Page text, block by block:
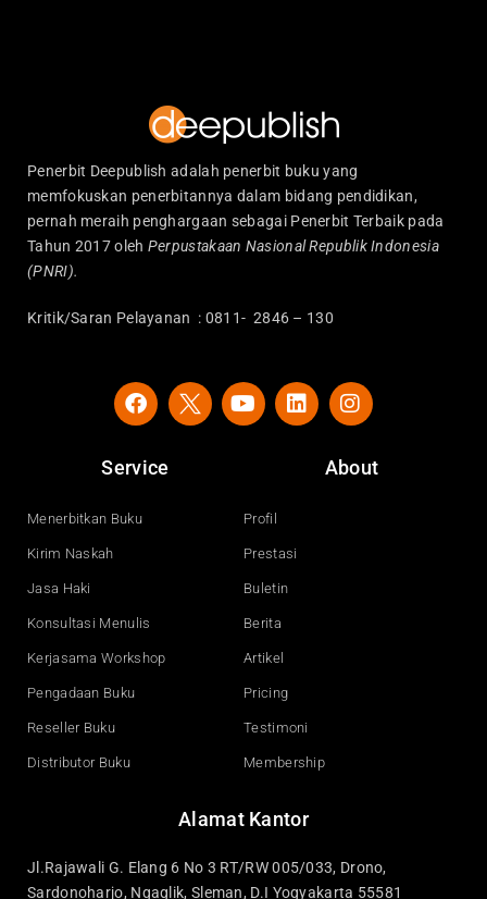
Penerbit Deepublish adalah penerbit buku yang
memfokuskan penerbitannya dalam bidang pendidikan,
pernah meraih penghargaan sebagai Penerbit Terbaik pada
Tahun 2017 oleh Perpustakaan Nasional Republik Indonesia
(PNRI).
Kritik/Saran Pelayanan : 0811- 2846 – 130
F
a
e
b
o
Y
o
e
L
i
n
I
n
t
a
Service
Menerbitkan Buku
Kirim Naskah
Jasa Haki
Konsultasi Menulis
Kerjasama Workshop
Pengadaan Buku
Reseller Buku
Distributor Buku
About
Profil
Prestasi
Buletin
Berita
Artikel
Pricing
Testimoni
Membership
Alamat Kantor
Jl.Rajawali G. Elang 6 No 3 RT/RW 005/033, Drono,
Sardonoharjo, Ngaglik, Sleman, D.I Yogyakarta 55581